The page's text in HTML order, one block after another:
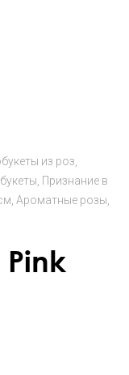
из роз
Признание в
Ароматные розы
Pink